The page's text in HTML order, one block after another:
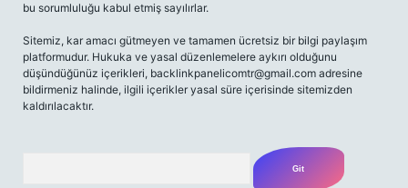
bu sorumluluğu kabul etmiş sayılırlar.
Sitemiz, kar amacı gütmeyen ve tamamen ücretsiz bir bilgi paylaşım
platformudur. Hukuka ve yasal düzenlemelere aykırı olduğunu
düşündüğünüz içerikleri, backlinkpanelicomtr@gmail.com adresine
bildirmeniz halinde, ilgili içerikler yasal süre içerisinde sitemizden
kaldırılacaktır.